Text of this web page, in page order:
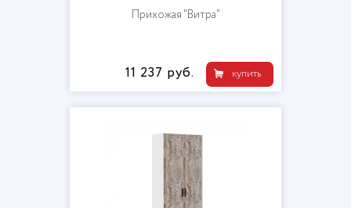
Прихожая "Витра"
купить
11 237 руб.